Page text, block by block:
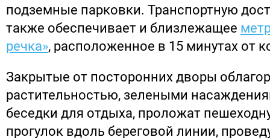
подземные парковки. Транспортную
также обеспечивает и близлежащее
речка», расположенное в 15 минутах от
Закрытые от посторонних дворы
растительностью, зелеными
беседки для отдыха, проложат
прогулок вдоль береговой линии,